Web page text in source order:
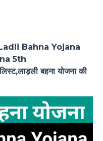
Bahna Yojana
5th
बहना योजना की